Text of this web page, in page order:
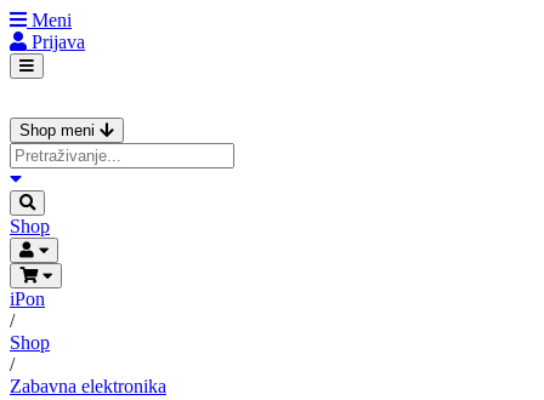
Meni
Prijava
Shop meni
Shop
iPon
/
Shop
/
Zabavna elektronika